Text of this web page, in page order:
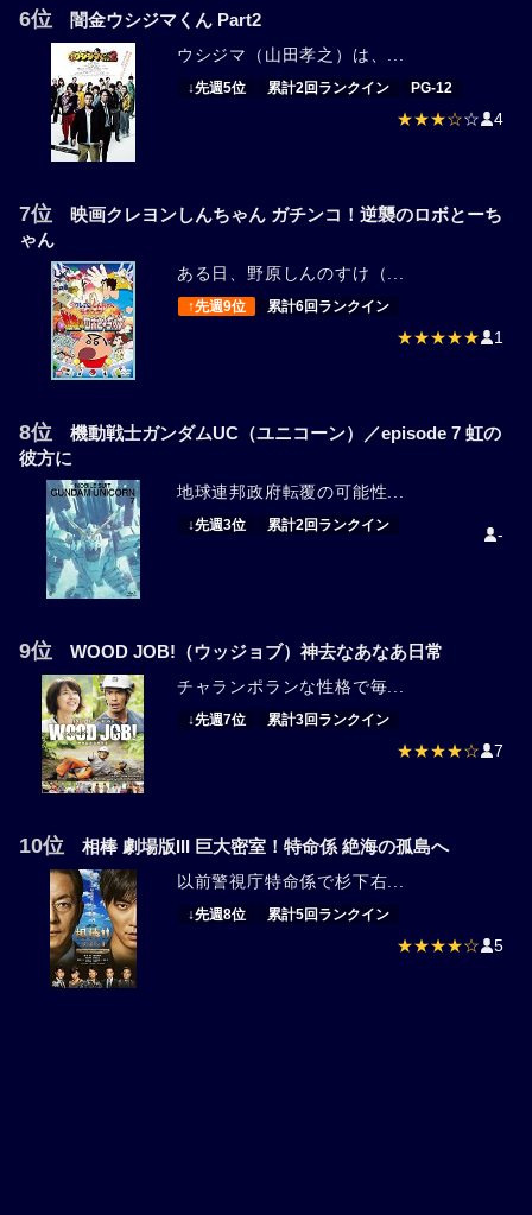
6位 闇金ウシジマくん Part2
ウシジマ（山田孝之）は、...
↓先週5位 累計2回ランクイン PG-12
★★★☆☆ 4
7位 映画クレヨンしんちゃん ガチンコ！逆襲のロボとーち
ゃん
ある日、野原しんのすけ（...
↑先週9位 累計6回ランクイン
★★★★★ 1
8位 機動戦士ガンダムUC（ユニコーン）／episode 7 虹の
彼方に
地球連邦政府転覆の可能性...
↓先週3位 累計2回ランクイン -
9位 WOOD JOB!（ウッジョブ）神去なあなあ日常
チャランポランな性格で毎...
↓先週7位 累計3回ランクイン
★★★★☆ 7
10位 相棒 劇場版III 巨大密室！特命係 絶海の孤島へ
以前警視庁特命係で杉下右...
↓先週8位 累計5回ランクイン
★★★★☆ 5